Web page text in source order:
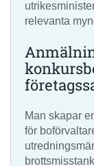
relevanta
Man skapar
för